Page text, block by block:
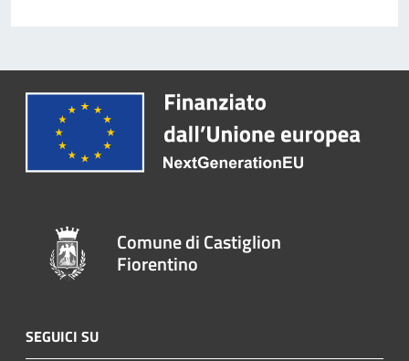
Comune di Castiglion
Fiorentino
SEGUICI SU